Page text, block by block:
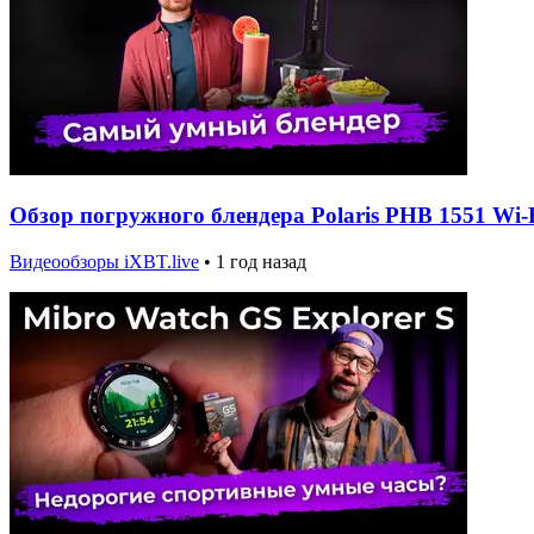
Обзор погружного блендера Polaris PHB 1551
Видеообзоры iXBT.live • 1 год назад